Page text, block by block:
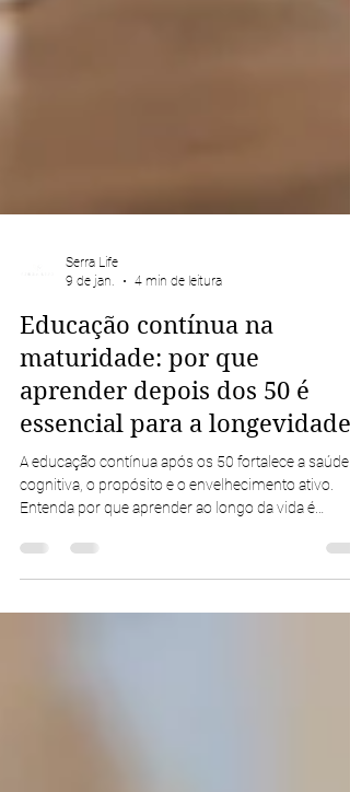
9 de jan.
4 min de leitura
Educação contínua na
maturidade: por que
aprender depois dos 50 é
essencial para a longevidade
A educação contínua após os 50 fortalece a saúde
Entenda por que aprender ao longo da vida é